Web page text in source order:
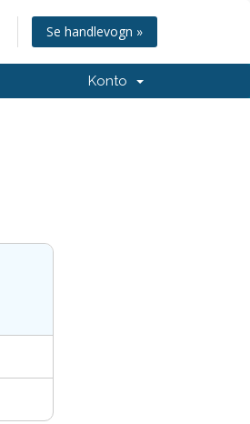
Se handlevogn »
Konto